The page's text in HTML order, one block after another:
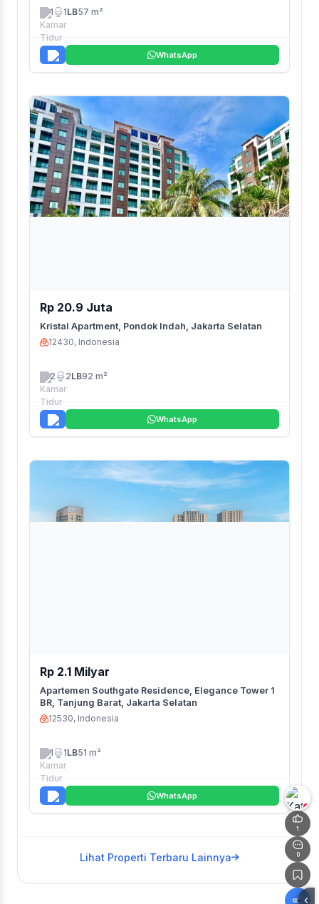
1 1LB57 m²
WhatsApp
Rp 20.9 Juta
Kristal Apartment, Pondok Indah, Jakarta Selatan
12430, Indonesia
2 2LB92 m²
WhatsApp
Rp 2.1 Milyar
Apartemen Southgate Residence, Elegance Tower 1
BR, Tanjung Barat, Jakarta Selatan
12530, Indonesia
1 1LB51 m²
WhatsApp
Lihat Properti Terbaru Lainnya
+
1
0